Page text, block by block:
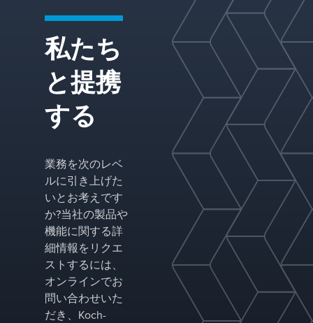
品質をお客
様が達成で
きるよう支
援します。
質移送シス
テムを専門
としていま
す。
た物質移動
装置のポー
トフォリオ
でアプリケ
ーションの
ノウハウを
活用しま
す。
私たち
と提携
する
業務を次のレベ
ルに引き上げた
いとお考えです
か?当社の製品や
機能に関する詳
細情報をリクエ
ストするには、
オンラインでお
問い合わせいた
だき、Koch-